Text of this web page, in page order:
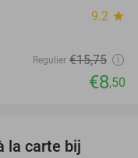
9.2 star
Regulier €15,75
€8,50
la carte bij